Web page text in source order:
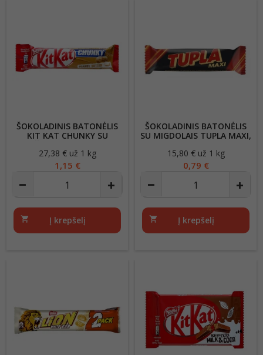
ŠOKOLADINIS BATONĖLIS
KIT KAT CHUNKY SU
Kaina
27,38 € už 1 kg
1,15 €
shopping_cart Į krepšelį
ŠOKOLADINIS BATONĖLIS
SU MIGDOLAIS TUPLA MAXI,
Kaina
15,80 € už 1 kg
0,79 €
shopping_cart Į krepšelį